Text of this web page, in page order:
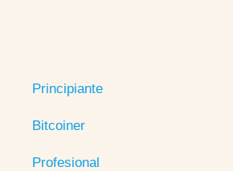
Principiante
Bitcoiner
Profesional